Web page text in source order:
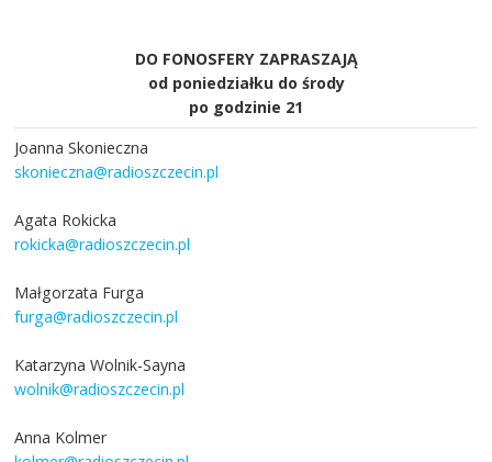
DO FONOSFERY ZAPRASZAJĄ
od poniedziałku do środy
po godzinie 21
Joanna Skonieczna
skonieczna@radioszczecin.pl
Agata Rokicka
rokicka@radioszczecin.pl
Małgorzata Furga
furga@radioszczecin.pl
Katarzyna Wolnik-Sayna
wolnik@radioszczecin.pl
Anna Kolmer